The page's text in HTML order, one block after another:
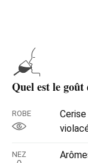
En suivant la
raisins à
Requena. Là, les
d'un climat
Méditerranée.
concentrés de la
macération à
Quel est le goût
ROBE
NEZ